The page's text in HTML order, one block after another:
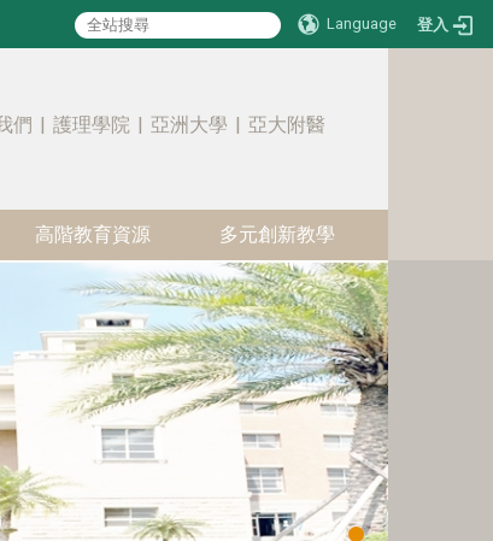
Language 登入
們 | 護理學院 | 亞洲大學 | 亞大附醫
高階教育資源 多元創新教學